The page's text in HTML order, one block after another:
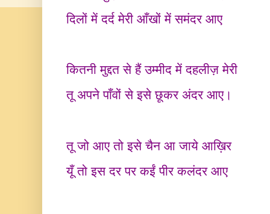
दिलों में दर्द मेरी आँखों में समंदर आए
कितनी मुद्दत से हैं उम्मीद में दहलीज़ मेरी
तू अपने पाँवों से इसे छूकर अंदर आए।
तू जो आए तो इसे चैन आ जाये आख़िर
यूँ तो इस दर पर कईं पीर कलंदर आए